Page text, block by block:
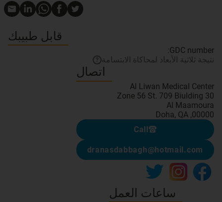
قابل طبيبك
GDC number:
نتيجة ثلاثية الأبعاد لمحاكاة الابتسامة
?
اتصال
00000, Doha, QA
Call
dranasdabbagh@hotmail.com
ساعات العمل